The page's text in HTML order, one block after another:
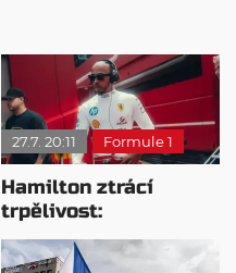
27.7. 20:11 Formule 1
Hamilton ztrácí
trpělivost:
Rozhodnutí komisařů
jsou nekonzistentní